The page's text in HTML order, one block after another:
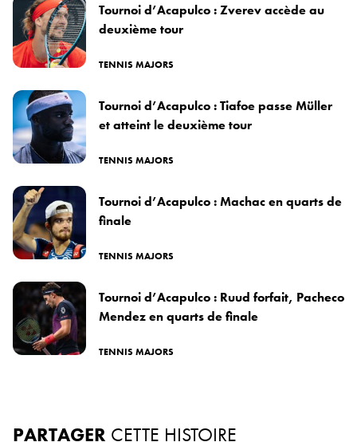
Tournoi d’Acapulco : Zverev accède au
deuxième tour
TENNIS MAJORS
Tournoi d’Acapulco : Tiafoe passe Müller
et atteint le deuxième tour
TENNIS MAJORS
Tournoi d’Acapulco : Machac en quarts de
finale
TENNIS MAJORS
Tournoi d’Acapulco : Ruud forfait, Pacheco
Mendez en quarts de finale
TENNIS MAJORS
PARTAGER CETTE HISTOIRE